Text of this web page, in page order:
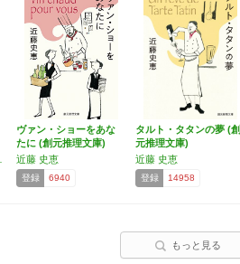
ヴァン・ショーをあな
たに (創元推理文庫)
近藤 史恵
登録 6940
タルト・タタンの夢 (創
元推理文庫)
近藤 史恵
登録 14958
もっと見る